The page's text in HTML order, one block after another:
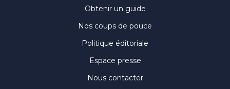
Obtenir un guide
Nos coups de pouce
Politique éditoriale
Espace presse
Nous contacter